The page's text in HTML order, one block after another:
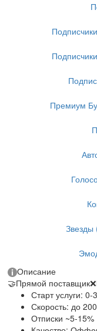
Премиум
Звезды
Описание
🤝Прямой поставщик❌
Старт услуги: 0-
Скорость: до
Отписки ~5-15%